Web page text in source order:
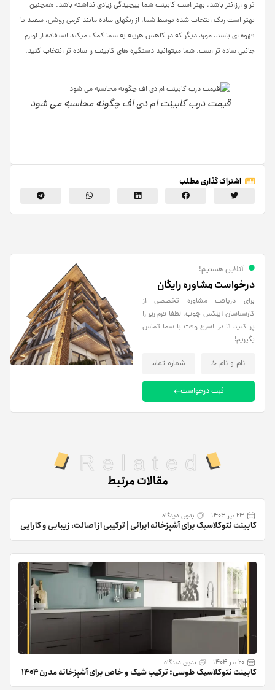
­تر و ارزان­تر باشد، بهتر است کابینت شما پیچیدگی زیادی نداشته باشد. همچنین
بهتر است رنگ انتخاب شده توسط شما، از رنگ­های ساده مانند کرمی روشن، سفید یا
قهوه ­ای باشد. مورد دیگر که در کاهش هزینه به شما کمک می­کند استفاده از لوازم
جانبی ساده ­تر است. شما می­توانید دستگیره ­های کابینت را ساده ­تر انتخاب کنید.
قیمت درب کابینت ام دی اف چگونه محاسبه می شود
اشتراک گذاری مطلب
آنلاین هستیم!
درخواست مشاوره رایگان
برای دریافت مشاوره تخصصی از
کارشناسان آیلکس چوب، لطفا فرم زیر را
پر کنید تا در اسرع وقت با شما تماس
بگیریم!
ثبت درخواست
Related
مقالات مرتبط
23 تیر 1404 بدون دیدگاه
کابینت نئوکلاسیک برای آشپزخانه ایرانی | ترکیبی از اصالت، زیبایی و کارایی
20 تیر 1404 بدون دیدگاه
کابینت نئوکلاسیک طوسی: ترکیب شیک و خاص برای آشپزخانه مدرن ۱۴۰۴